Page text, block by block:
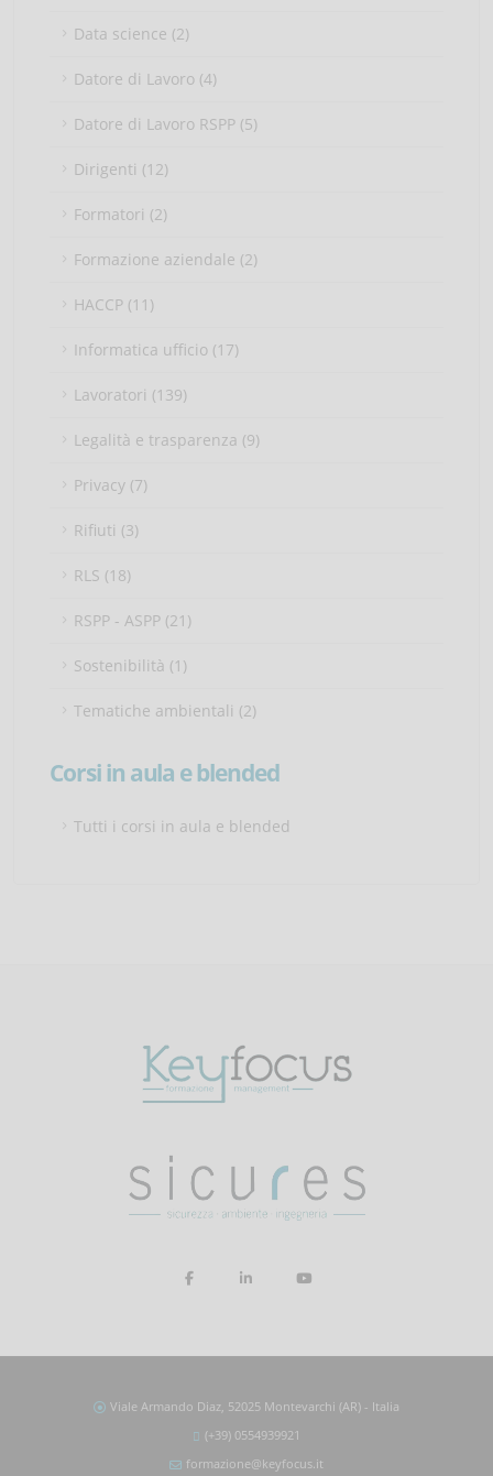
Data science (2)
Datore di Lavoro (4)
Datore di Lavoro RSPP (5)
Dirigenti (12)
Formatori (2)
Formazione aziendale (2)
HACCP (11)
Informatica ufficio (17)
Lavoratori (139)
Legalità e trasparenza (9)
Privacy (7)
Rifiuti (3)
RLS (18)
RSPP - ASPP (21)
Sostenibilità (1)
Tematiche ambientali (2)
Corsi in aula e blended
Tutti i corsi in aula e blended
Viale Armando Diaz, 52025 Montevarchi (AR) - Italia
(+39) 0554939921
formazione@keyfocus.it